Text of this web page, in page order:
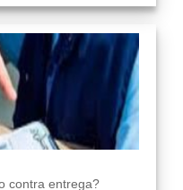
contra entrega?